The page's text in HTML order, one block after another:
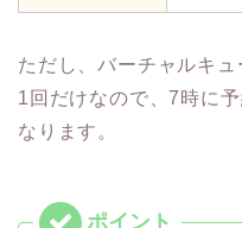
ただし、バーチャルキ
1回だけなので、7時に
なります。